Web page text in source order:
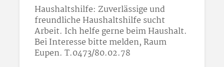
Haushaltshilfe: Zuverlässige und
freundliche Haushaltshilfe sucht
Arbeit. Ich helfe gerne beim Haushalt.
Bei Interesse bitte melden, Raum
Eupen. T.0473/80.02.78